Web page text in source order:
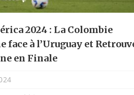
2024 : La Colombie
face à l’Uruguay et
en Finale